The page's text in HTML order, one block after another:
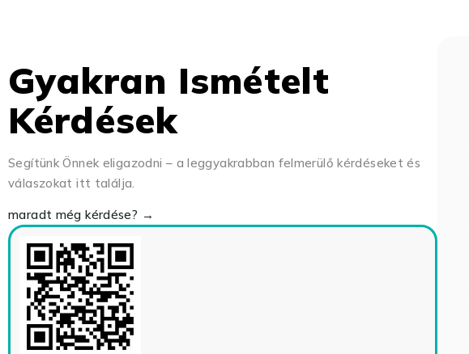
Gyakran Ismételt
Kérdések
Segítünk Önnek eligazodni – a leggyakrabban felmerülő kérdéseket és
válaszokat itt találja.
maradt még kérdése? →